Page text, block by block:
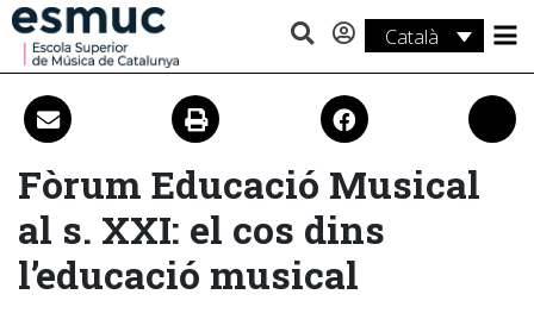
Català
Estudis
Recerca
Serveis
Activitats
Fòrum Educació Musical
al s. XXI: el cos dins
l’educació musical